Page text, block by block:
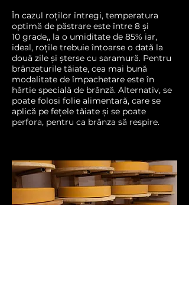
În cazul roților întregi, temperatura
optimă de păstrare este între 8 și
10 grade,, la o umiditate de 85% iar,
ideal, roțile trebuie întoarse o dată la
două zile și șterse cu saramură. Pentru
brânzeturile tăiate, cea mai bună
modalitate de împachetare este în
hârtie specială de brânză. Alternativ, se
poate folosi folie alimentară, care se
aplică pe fețele tăiate și se poate
perfora, pentru ca brânza să respire.